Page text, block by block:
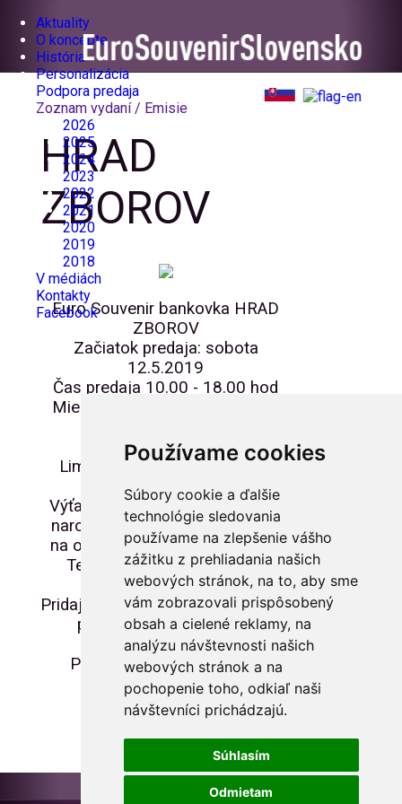
Používame cookies
Súbory cookie a ďalšie
technológie sledovania
používame na zlepšenie vášho
zážitku z prehliadania našich
webových stránok, na to, aby sme
vám zobrazovali prispôsobený
obsah a cielené reklamy, na
analýzu návštevnosti našich
webových stránok a na
pochopenie toho, odkiaľ naši
návštevníci prichádzajú.
Súhlasím
Odmietam
Aktuality
O koncepte
História
Personalizácia
Podpora predaja
Zoznam vydaní / Emisie
2026
2025
2024
2023
2022
2021
2020
2019
2018
V médiách
Kontakty
Facebook
HRAD
ZBOROV
Euro Souvenir bankovka HRAD
ZBOROV
Začiatok predaja: sobota
12.5.2019
Čas predaja 10.00 - 18.00 hod
Miesto predaja: dolné nádvorie
Cena: 3,- €
Limit na osobu je max. 30 ks
Výťažok z predaja poputuje ako
narodeninový darček Združeniu
na obnovu Zborovského hradu.
Tento rok oslávia svoje 10.
výročie!
Pridajte sa ku gratulantom aj VY a
prispejte na dobrú vec!!!
Podujatie sa uskutoční za
každého počasia.